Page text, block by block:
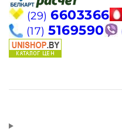
(29) 6603366
(17) 5169590